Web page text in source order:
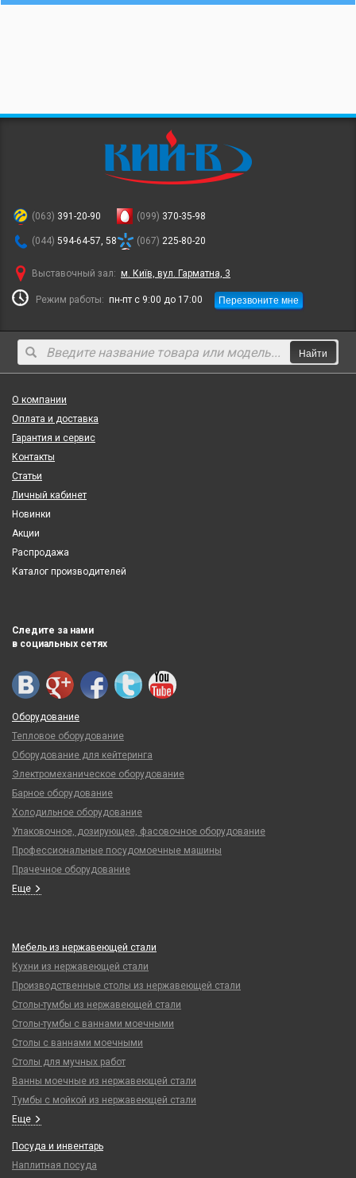
(063) 391-20-90
(044) 594-64-57, 58
(099) 370-35-98
(067) 225-80-20
Выставочный зал: м. Київ, вул. Гарматна, 3
Режим работы: пн-пт с 9:00 до 17:00 Перезвоните мне
Найти
О компании
Оплата и доставка
Гарантия и сервис
Контакты
Статьи
Личный кабинет
Новинки
Акции
Распродажа
Каталог производителей
Следите за нами
в социальных сетях
Оборудование
Тепловое оборудование
Оборудование для кейтеринга
Электромеханическое оборудование
Барное оборудование
Холодильное оборудование
Упаковочное, дозирующее, фасовочное оборудование
Профессиональные посудомоечные машины
Прачечное оборудование
Еще
Мебель из нержавеющей стали
Кухни из нержавеющей стали
Производственные столы из нержавеющей стали
Столы-тумбы из нержавеющей стали
Столы-тумбы с ваннами моечными
Столы с ваннами моечными
Столы для мучных работ
Ванны моечные из нержавеющей стали
Тумбы с мойкой из нержавеющей стали
Еще
Посуда и инвентарь
Наплитная посуда